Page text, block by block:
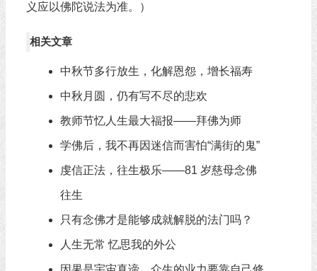
义应以佛陀说法为准。）
相关文章
中秋节多行放生，化解恩怨，增长福寿
中秋月圆，仍有写不尽的悲欢
教师节忆人生最大福报——拜佛为师
学佛后，我不再因迷信而害怕“满街的鬼”
虔信正法，往生极乐——81 岁慈母念佛
往生
只有念佛才是能够成就解脱的法门吗？
人生无常 忆思我的外公